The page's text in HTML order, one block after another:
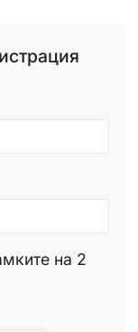
на 2